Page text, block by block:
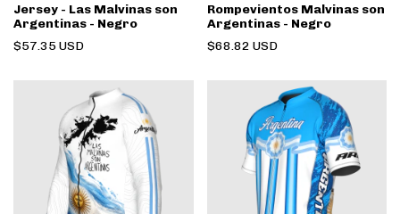
Jersey - Las Malvinas son
Argentinas - Negro
$57.35 USD
Rompevientos Malvinas son
Argentinas - Negro
$68.82 USD